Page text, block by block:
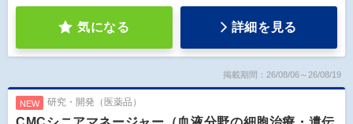
気になる 詳細を見る
掲載期間：26/08/06～26/08/19
NEW 研究・開発（医薬品）